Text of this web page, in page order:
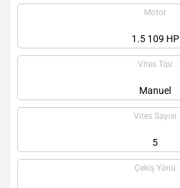
Motor
1.5 109 HP
Vites Tipi
Manuel
Vites Sayısı
5
Çekiş Yönü